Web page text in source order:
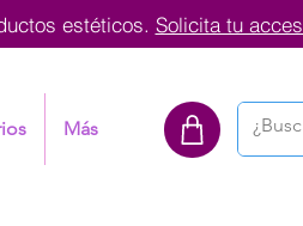
estéticos. Solicita tu
Más